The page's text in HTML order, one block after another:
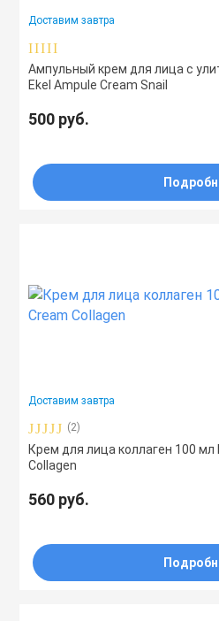
Количество (шт)
Доставим завтра
Ампульный крем для лица с
Ekel Ampule Cream Snail
500 руб.
Доставим завтра
(2)
Крем для лица коллаген 100 мл
Collagen
560 руб.